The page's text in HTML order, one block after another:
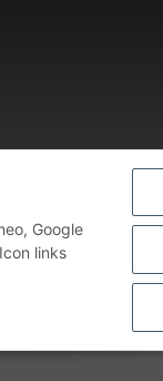
Google
links